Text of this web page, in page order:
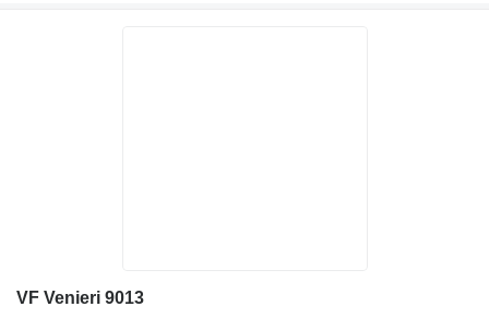
VF Venieri 9013